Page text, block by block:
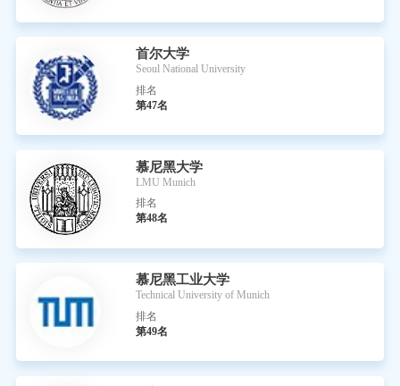
首尔大学
Seoul National University
排名
第47名
慕尼黑大学
LMU Munich
排名
第48名
慕尼黑工业大学
Technical University of Munich
排名
第49名